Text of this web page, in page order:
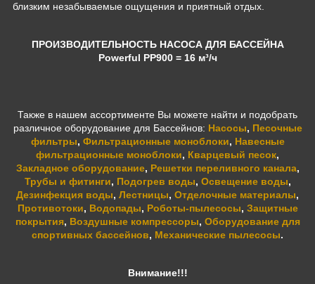
близким незабываемые ощущения и приятный отдых.
ПРОИЗВОДИТЕЛЬНОСТЬ НАСОСА ДЛЯ БАССЕЙНА
Powerful PP900 = 16 м³/ч
Также в нашем ассортименте Вы можете найти и подобрать
различное оборудование для Бассейнов: Насосы, Песочные
фильтры, Фильтрационные моноблоки, Навесные
фильтрационные моноблоки, Кварцевый песок,
Закладное оборудование, Решетки переливного канала,
Трубы и фитинги, Подогрев воды, Освещение воды,
Дезинфекция воды, Лестницы, Отделочные материалы,
Противотоки, Водопады, Роботы-пылесосы, Защитные
покрытия, Воздушные компрессоры, Оборудование для
спортивных бассейнов, Механические пылесосы.
Внимание!!!